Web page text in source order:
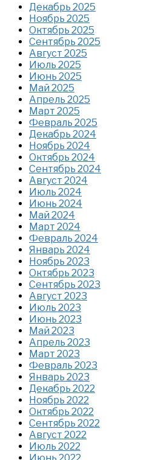
Декабрь 2025
Ноябрь 2025
Октябрь 2025
Сентябрь 2025
Август 2025
Июль 2025
Июнь 2025
Май 2025
Апрель 2025
Март 2025
Февраль 2025
Декабрь 2024
Ноябрь 2024
Октябрь 2024
Сентябрь 2024
Август 2024
Июль 2024
Июнь 2024
Май 2024
Март 2024
Февраль 2024
Январь 2024
Ноябрь 2023
Октябрь 2023
Сентябрь 2023
Август 2023
Июль 2023
Июнь 2023
Май 2023
Апрель 2023
Март 2023
Февраль 2023
Январь 2023
Декабрь 2022
Ноябрь 2022
Октябрь 2022
Сентябрь 2022
Август 2022
Июль 2022
Июнь 2022